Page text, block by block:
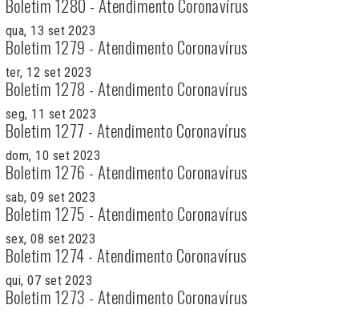
Boletim 1280 - Atendimento Coronavírus
qua, 13 set 2023
Boletim 1279 - Atendimento Coronavírus
ter, 12 set 2023
Boletim 1278 - Atendimento Coronavírus
seg, 11 set 2023
Boletim 1277 - Atendimento Coronavírus
dom, 10 set 2023
Boletim 1276 - Atendimento Coronavírus
sab, 09 set 2023
Boletim 1275 - Atendimento Coronavírus
sex, 08 set 2023
Boletim 1274 - Atendimento Coronavírus
qui, 07 set 2023
Boletim 1273 - Atendimento Coronavírus